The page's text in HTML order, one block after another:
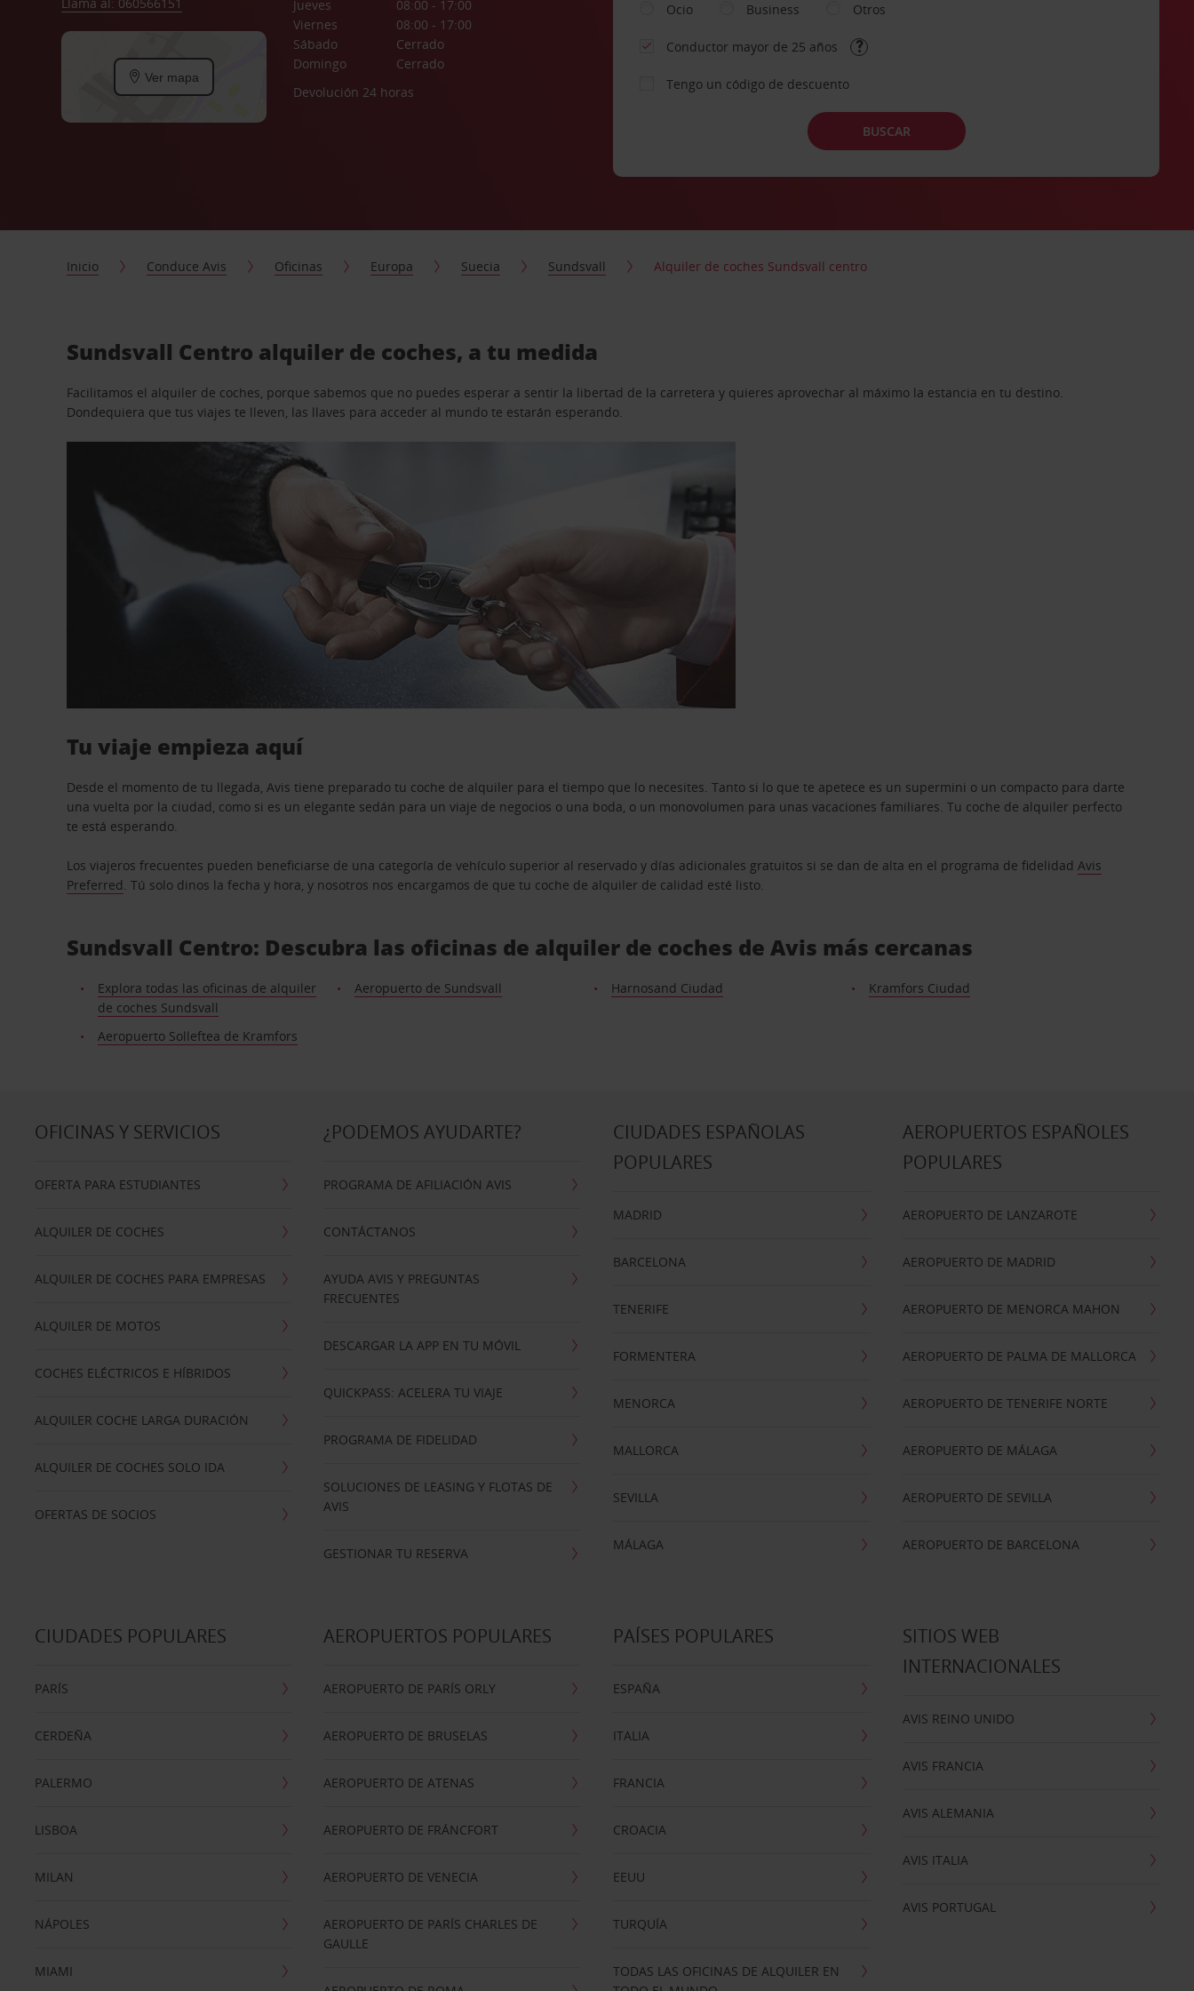
Ver mapa
Jueves
08:00 - 17:00
Viernes
08:00 - 17:00
Sábado
Cerrado
Domingo
Cerrado
Devolución 24 horas
Ocio
Business Otros
Conductor mayor de 25 años
Tengo un código de descuento
BUSCAR
Inicio Conduce Avis Oficinas Europa Suecia Sundsvall Alquiler de coches Sundsvall centro
Sundsvall Centro alquiler de coches, a tu medida
Facilitamos el alquiler de coches, porque sabemos que no puedes esperar a sentir la libertad de la carretera y quieres aprovechar al máximo la estancia en tu destino.
Dondequiera que tus viajes te lleven, las llaves para acceder al mundo te estarán esperando.
Tu viaje empieza aquí
Desde el momento de tu llegada, Avis tiene preparado tu coche de alquiler para el tiempo que lo necesites. Tanto si lo que te apetece es un supermini o un compacto para darte
una vuelta por la ciudad, como si es un elegante sedán para un viaje de negocios o una boda, o un monovolumen para unas vacaciones familiares. Tu coche de alquiler perfecto
te está esperando.
Los viajeros frecuentes pueden beneficiarse de una categoría de vehículo superior al reservado y días adicionales gratuitos si se dan de alta en el programa de fidelidadAvis
Preferred. Tú solo dinos la fecha y hora, y nosotros nos encargamos de que tu coche de alquiler de calidad esté listo.
Sundsvall Centro: Descubra las oficinas de alquiler de coches de Avis más cercanas
Explora todas las oficinas de alquiler
de coches Sundsvall
Aeropuerto de Sundsvall Harnosand Ciudad Kramfors Ciudad
Aeropuerto Solleftea de Kramfors
OFICINAS Y SERVICIOS
OFERTA PARA ESTUDIANTES
ALQUILER DE COCHES
ALQUILER DE COCHES PARA EMPRESAS
ALQUILER DE MOTOS
COCHES ELÉCTRICOS E HÍBRIDOS
ALQUILER COCHE LARGA DURACIÓN
ALQUILER DE COCHES SOLO IDA
OFERTAS DE SOCIOS
¿PODEMOS AYUDARTE?
PROGRAMA DE AFILIACIÓN AVIS
CONTÁCTANOS
AYUDA AVIS Y PREGUNTAS
FRECUENTES
DESCARGAR LA APP EN TU MÓVIL
QUICKPASS: ACELERA TU VIAJE
PROGRAMA DE FIDELIDAD
SOLUCIONES DE LEASING Y FLOTAS DE
AVIS
GESTIONAR TU RESERVA
CIUDADES ESPAÑOLAS
POPULARES
MADRID
BARCELONA
TENERIFE
FORMENTERA
MENORCA
MALLORCA
SEVILLA
MÁLAGA
AEROPUERTOS ESPAÑOLES
POPULARES
AEROPUERTO DE LANZAROTE
AEROPUERTO DE MADRID
AEROPUERTO DE MENORCA MAHON
AEROPUERTO DE PALMA DE MALLORCA
AEROPUERTO DE TENERIFE NORTE
AEROPUERTO DE MÁLAGA
AEROPUERTO DE SEVILLA
AEROPUERTO DE BARCELONA
CIUDADES POPULARES
PARÍS
CERDEÑA
PALERMO
LISBOA
MILAN
NÁPOLES
MIAMI
AEROPUERTOS POPULARES
AEROPUERTO DE PARÍS ORLY
AEROPUERTO DE BRUSELAS
AEROPUERTO DE ATENAS
AEROPUERTO DE FRÁNCFORT
AEROPUERTO DE VENECIA
AEROPUERTO DE PARÍS CHARLES DE
GAULLE
PAÍSES POPULARES
ESPAÑA
ITALIA
FRANCIA
CROACIA
EEUU
TURQUÍA
TODAS LAS OFICINAS DE ALQUILER EN
SITIOS WEB
INTERNACIONALES
AVIS REINO UNIDO
AVIS FRANCIA
AVIS ALEMANIA
AVIS ITALIA
AVIS PORTUGAL